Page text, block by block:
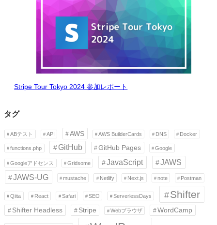
Stripe Tour Tokyo 2024 参加レポート
タグ
ABテスト API AWS AWS BuilderCards DNS Docker
functions.php GitHub GitHub Pages Google
Googleアドセンス Gridsome JavaScript
JAWS
JAWS-UG
mustache Netlify Next.js note Postman
Qiita React Safari SEO ServerlessDays Shifter
Shifter Headless Stripe Webブラウザ WordCamp